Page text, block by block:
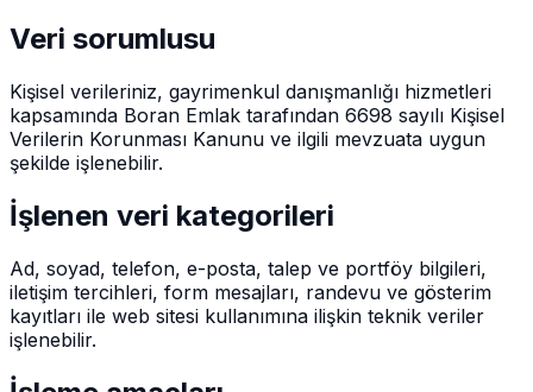
Veri sorumlusu
Kişisel verileriniz, gayrimenkul danışmanlığı hizmetleri
kapsamında Boran Emlak tarafından 6698 sayılı Kişisel
Verilerin Korunması Kanunu ve ilgili mevzuata uygun
şekilde işlenebilir.
İşlenen veri kategorileri
Ad, soyad, telefon, e-posta, talep ve portföy bilgileri,
iletişim tercihleri, form mesajları, randevu ve gösterim
kayıtları ile web sitesi kullanımına ilişkin teknik veriler
işlenebilir.